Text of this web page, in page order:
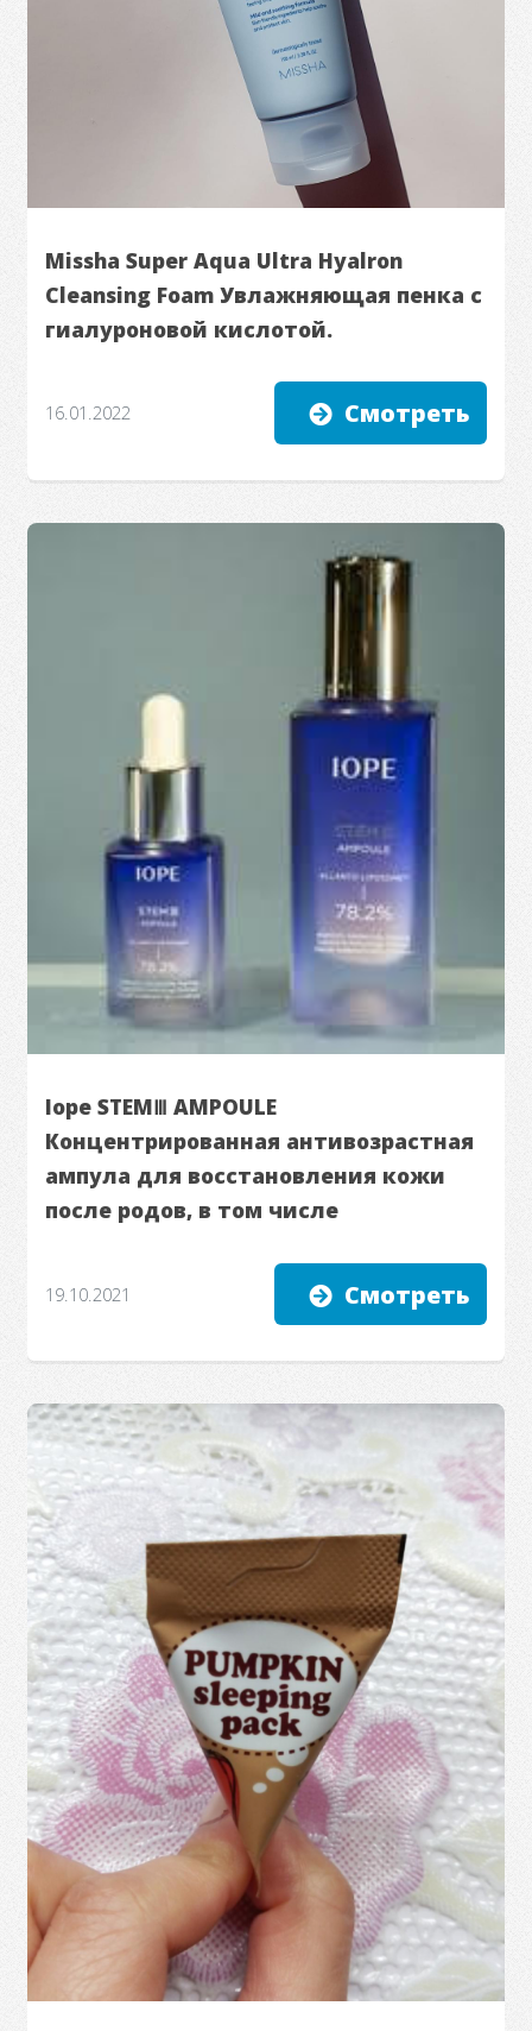
Missha Super Aqua Ultra Hyalron
Cleansing Foam Увлажняющая пенка с
гиалуроновой кислотой.
16.01.2022 Смотреть
Iope STEMⅢ AMPOULE
Концентрированная антивозрастная
ампула для восстановления кожи
после родов, в том числе
19.10.2021 Смотреть